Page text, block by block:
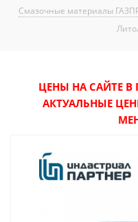
Смазочные материалы
ЦЕНЫ НА САЙТЕ В
АКТУАЛЬНЫЕ